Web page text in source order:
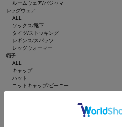
ルームウェア/パジャマ
レッグウェア
ALL
ソックス/靴下
タイツ/ストッキング
レギンス/スパッツ
レッグウォーマー
帽子
ALL
キャップ
ハット
ニットキャップ/ビーニー
ハンチング/ベレー帽